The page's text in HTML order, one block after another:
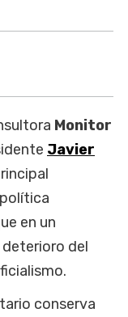
Monitor
Javier
en un
del
conserva